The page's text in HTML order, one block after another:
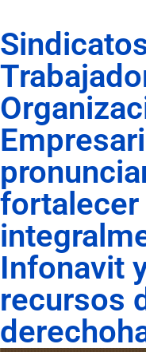
fortalecer
Infonavit
recursos